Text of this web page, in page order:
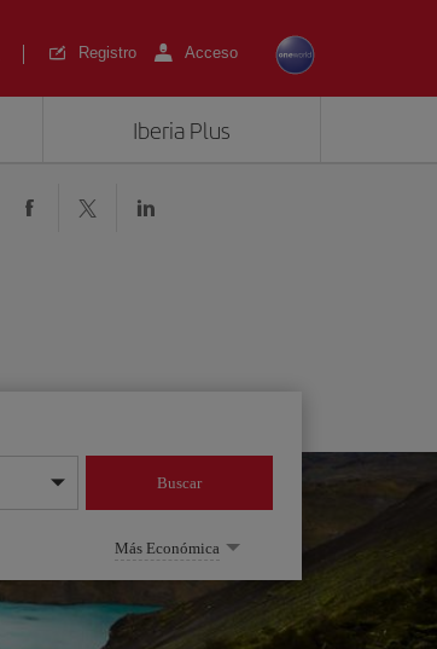
Registro Acceso
Iberia Plus
Buscar
Más Económica